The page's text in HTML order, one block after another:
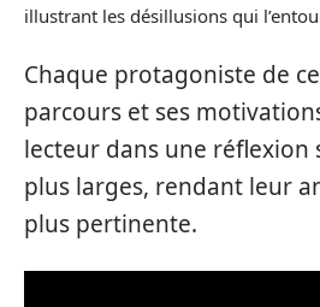
illustrant les désillusions qui
Chaque protagoniste de
parcours et ses
lecteur dans une réflexion
plus larges, rendant leur
plus pertinente.